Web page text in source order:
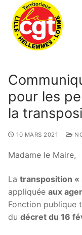
pour les
la
10 MARS 2021
Madame le Maire,
La transposition «
appliquée aux
Fonction publique
du décret du 16